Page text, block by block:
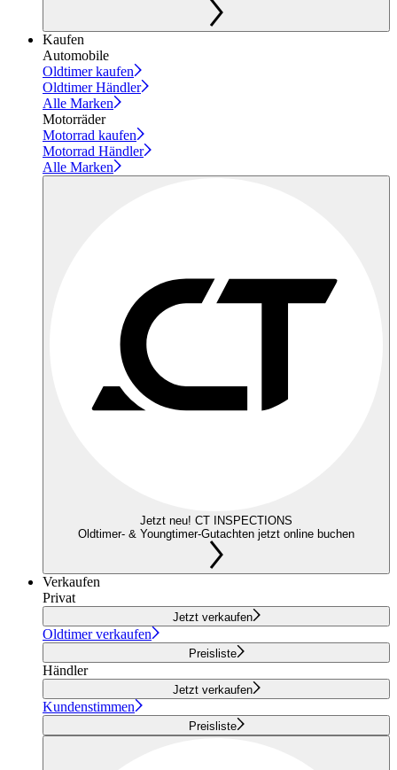
Kaufen
Automobile
Oldtimer kaufen
Oldtimer Händler
Alle Marken
Motorräder
Motorrad kaufen
Motorrad Händler
Alle Marken
Jetzt neu! CT INSPECTIONS
Oldtimer- & Youngtimer-Gutachten jetzt online buchen
Verkaufen
Privat
Jetzt verkaufen
Oldtimer verkaufen
Preisliste
Händler
Jetzt verkaufen
Kundenstimmen
Preisliste